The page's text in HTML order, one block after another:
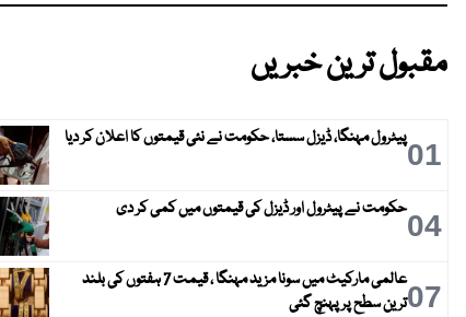
مقبول ترین خبریں
01پیٹرول مہنگا، ڈیزل سستا، حکومت نے نئی قیمتوں کا اعلان کر دیا
04حکومت نے پیٹرول اور ڈیزل کی قیمتوں میں کمی کر دی
07
عالمی مارکیٹ میں سونا مزید مہنگا ، قیمت 7 ہفتوں کی بلند
ترین سطح پر پہنچ گئی